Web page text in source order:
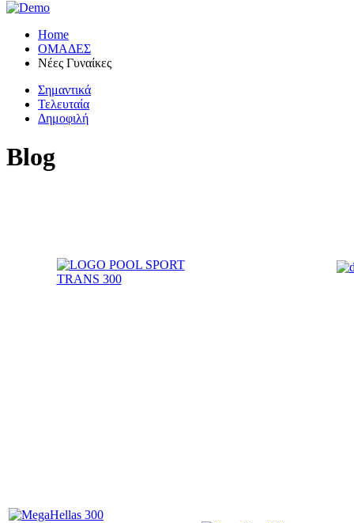
Home
ΟΜΑΔΕΣ
Νέες Γυναίκες
Σημαντικά
Τελευταία
Δημοφιλή
Blog